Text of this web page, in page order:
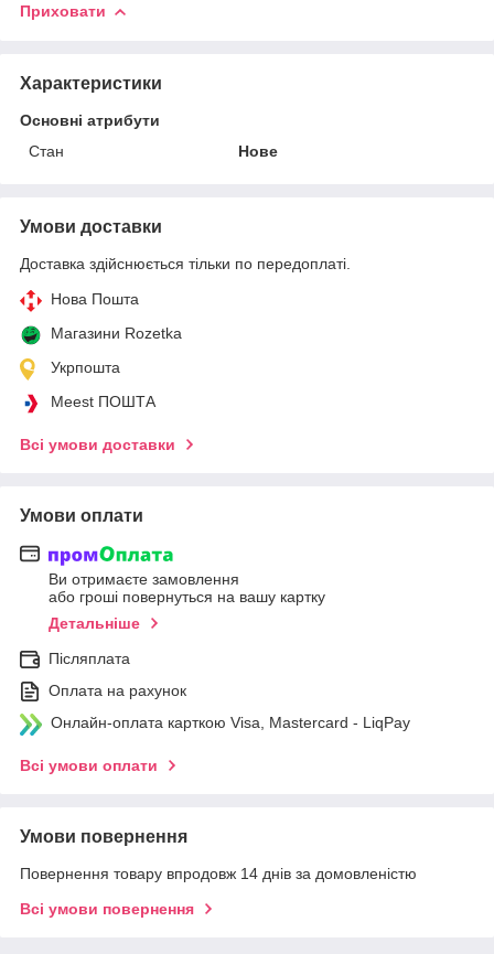
Приховати
Характеристики
Основні атрибути
Стан
Нове
Умови доставки
Доставка здійснюється тільки по передоплаті.
Нова Пошта
Магазини Rozetka
Укрпошта
Meest ПОШТА
Всі умови доставки
Умови оплати
Ви отримаєте замовлення
або гроші повернуться на вашу картку
Детальніше
Післяплата
Оплата на рахунок
Онлайн-оплата карткою Visa, Mastercard - LiqPay
Всі умови оплати
Умови повернення
Повернення товару впродовж 14 днів за домовленістю
Всі умови повернення